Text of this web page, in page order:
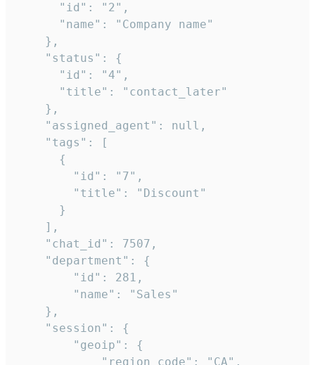
      "id": "2",
      "name": "Company name"
    },
    "status": {
      "id": "4",
      "title": "contact_later"
    },
    "assigned_agent": null,
    "tags": [
      {
        "id": "7",
        "title": "Discount"
      }
    ],
    "chat_id": 7507,
    "department": {
        "id": 281,
        "name": "Sales"
    },
    "session": {
        "geoip": {
            "region_code": "CA",